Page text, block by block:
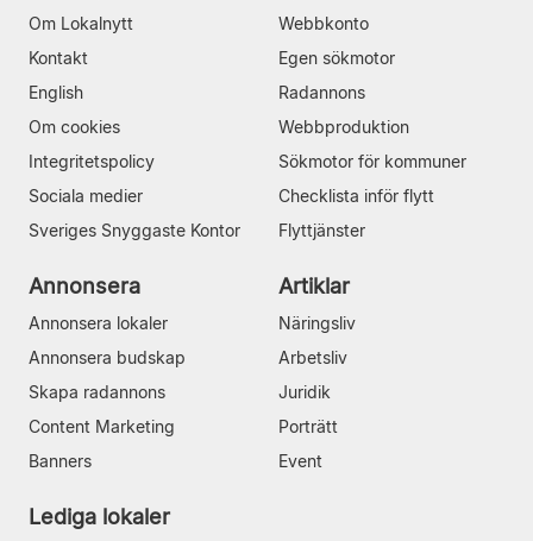
Om Lokalnytt
Kontakt
English
Om cookies
Integritetspolicy
Sociala medier
Sveriges Snyggaste Kontor
Webbkonto
Egen sökmotor
Radannons
Webbproduktion
Sökmotor för kommuner
Checklista inför flytt
Flyttjänster
Annonsera
Annonsera lokaler
Annonsera budskap
Skapa radannons
Content Marketing
Banners
Artiklar
Näringsliv
Arbetsliv
Juridik
Porträtt
Event
Lediga lokaler